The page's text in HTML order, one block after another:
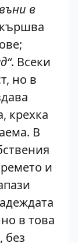
в
. Всеки
но в
крехка
В
и
в това
без